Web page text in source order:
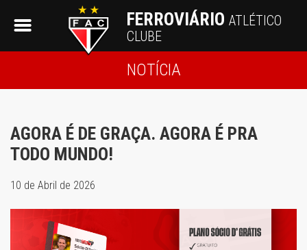
FERROVIÁRIOATLÉTICO
CLUBE
NOTÍCIA
AGORA É DE GRAÇA. AGORA É PRA
TODO MUNDO!
10 de Abril de 2026